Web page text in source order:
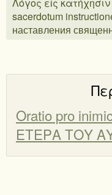
sacerdotum
наставления
Oratio pro
ΕΤΕΡΑ ΤΟΥ